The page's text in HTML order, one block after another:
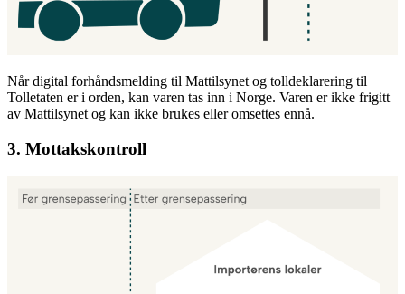
Når digital forhåndsmelding til Mattilsynet og tolldeklarering til
Tolletaten er i orden, kan varen tas inn i Norge. Varen er ikke frigitt
av Mattilsynet og kan ikke brukes eller omsettes ennå.
3. Mottakskontroll